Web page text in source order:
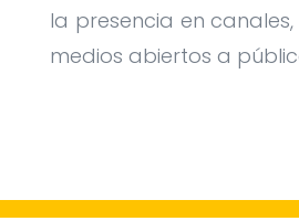
la presencia en
medios abiertos a